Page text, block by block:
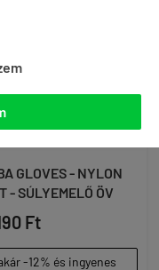
GLOVES - NYLON
- SÚLYEMELŐ ÖV
Ft
-12% és ingyenes